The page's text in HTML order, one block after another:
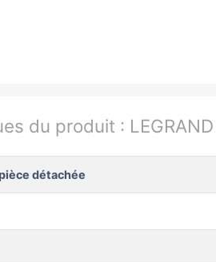
du produit :
détachée